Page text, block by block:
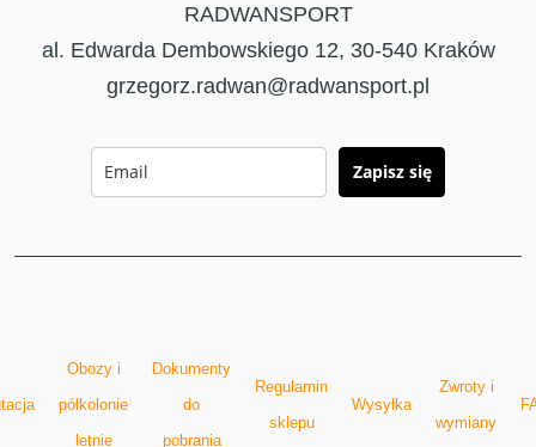
RADWANSPORT
al. Edwarda Dembowskiego 12, 30-540 Kraków
grzegorz.radwan@radwansport.pl
Zapisz się
Obozy i
półkolonie
letnie
Dokumenty
do
pobrania
Regulamin
sklepu
Wysyłka
Zwroty i
wymiany